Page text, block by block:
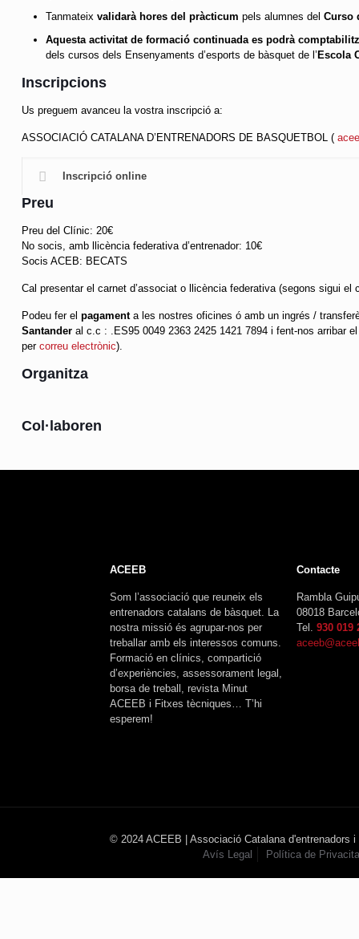
Tanmateix validarà hores del pràcticum pels alumnes del Curso
Aquesta activitat de formació continuada es podrà
dels cursos dels Ensenyaments d’esports de bàsquet de l’Escola
Inscripcions
Us preguem avanceu la vostra inscripció a:
ASSOCIACIÓ CATALANA D’ENTRENADORS DE BASQUETBOL (
Inscripció online
Preu
Preu del Clínic: 20€
No socis, amb llicència federativa d’entrenador: 10€
Socis ACEB: BECATS
Cal presentar el carnet d’associat o llicència federativa (segons sigui el
Podeu fer el pagamenta les nostres oficines ó amb un ingrés /
Santander al c.c : .ES95 0049 2363 2425 1421 7894 i fent-nos arribar
per correu electrònic).
Organitza
Col·laboren
ACEEB
Som l’associació que reuneix els
entrenadors catalans de bàsquet. La
nostra missió és agrupar-nos per
treballar amb els interessos comuns.
Formació en clínics, compartició
d’experiències, assessorament legal,
borsa de treball, revista Minut
ACEEB i Fitxes tècniques… T’hi
esperem!
Contacte
Rambla
08018
Tel.930 019
© 2024 ACEEB | Associació Catalana d'entrenadors
Avís Legal
Política de